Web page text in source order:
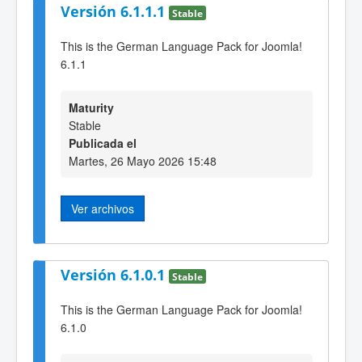
Versión 6.1.1.1 Stable
This is the German Language Pack for Joomla!
6.1.1
Maturity
Stable
Publicada el
Martes, 26 Mayo 2026 15:48
Ver archivos
Versión 6.1.0.1 Stable
This is the German Language Pack for Joomla!
6.1.0